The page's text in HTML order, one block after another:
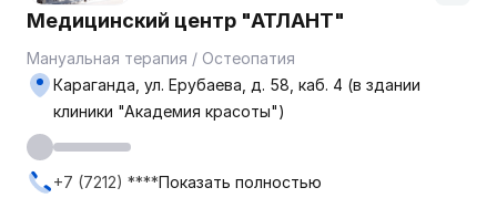
Медицинский центр "АТЛАНТ"
Мануальная терапия / Остеопатия
Караганда, ул. Ерубаева, д. 58, каб. 4 (в здании
клиники "Академия красоты")
+7 (7212) ****Показать полностью